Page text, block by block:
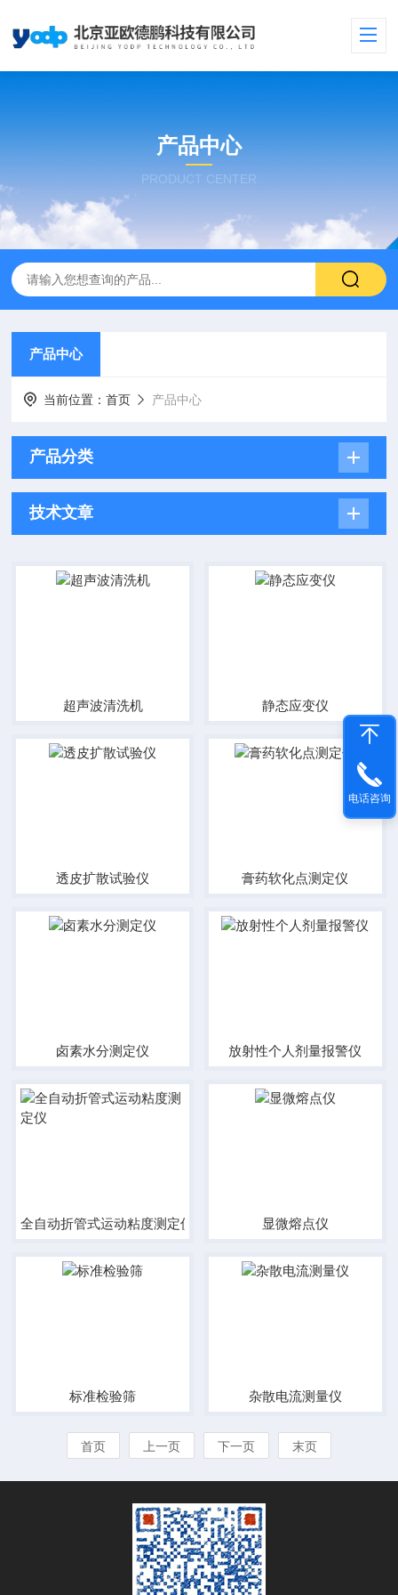
产品中心
PRODUCT CENTER
产品中心
当前位置：首页 产品中心
产品分类
技术文章
超声波清洗机 静态应变仪
透皮扩散试验仪 膏药软化点测定仪
卤素水分测定仪 放射性个人剂量报警仪
全自动折管式运动粘度测定仪 显微熔点仪
标准检验筛 杂散电流测量仪
首页 上一页 下一页 末页
电话咨询